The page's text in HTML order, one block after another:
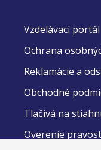
Vzdelávací portál
Ochrana
Reklamácie a
Obchodné
Tlačivá na
Overenie